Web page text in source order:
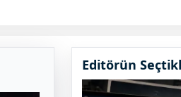
Editörün